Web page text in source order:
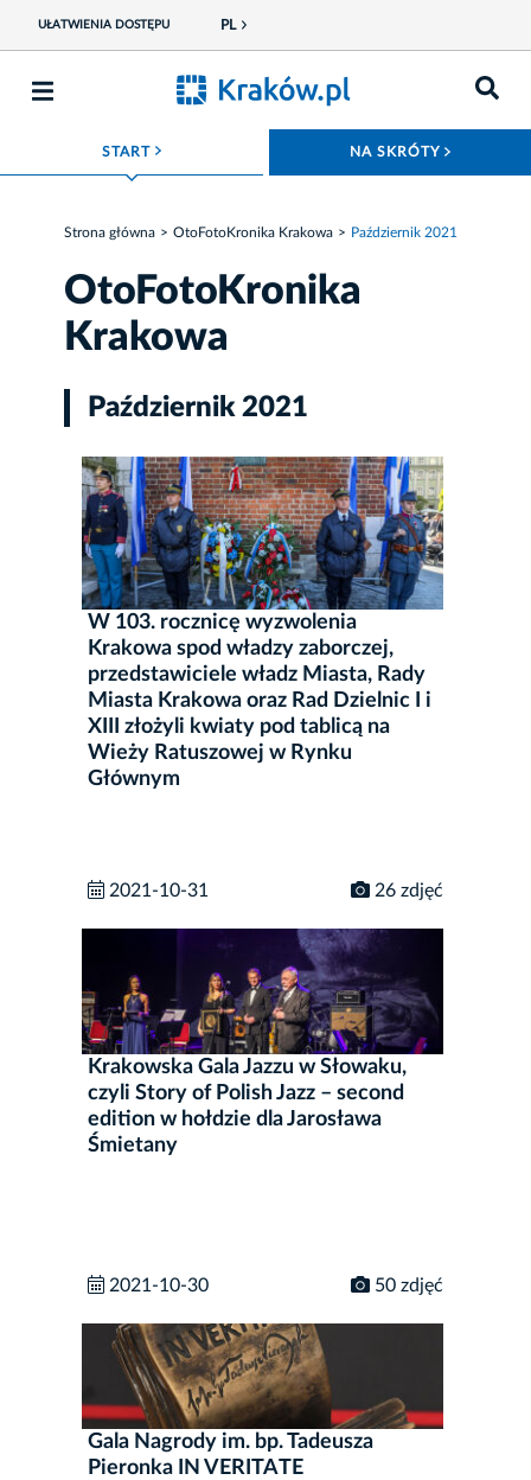
UŁATWIENIA DOSTĘPU PL
START ROZWIŃ MENU NA SKRÓTY
Strona główna OtoFotoKronika Krakowa Październik 2021
OtoFotoKronika
Krakowa
Październik 2021
W 103. rocznicę wyzwolenia
Krakowa spod władzy zaborczej,
przedstawiciele władz Miasta, Rady
Miasta Krakowa oraz Rad Dzielnic I i
XIII złożyli kwiaty pod tablicą na
Wieży Ratuszowej w Rynku
Głównym
2021-10-31 26 zdjęć
Krakowska Gala Jazzu w Słowaku,
czyli Story of Polish Jazz – second
edition w hołdzie dla Jarosława
Śmietany
2021-10-30 50 zdjęć
Gala Nagrody im. bp. Tadeusza
Pieronka IN VERITATE